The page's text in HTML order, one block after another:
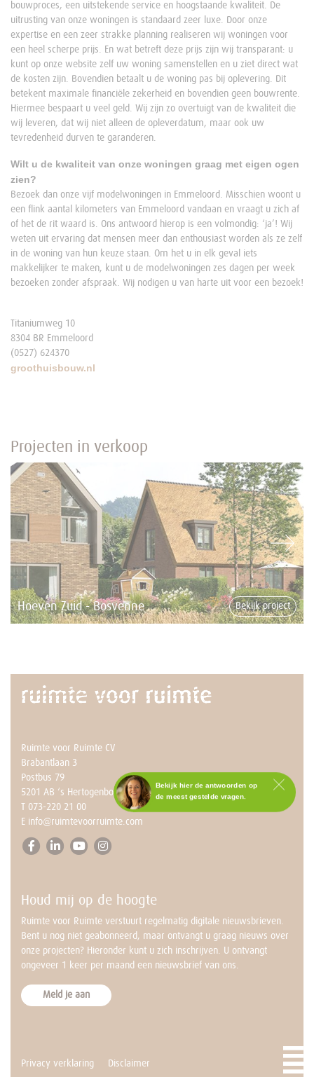
Bekijk hier de antwoorden op
de meest gestelde vragen.
ma t/m vr – 9.00 tot 17.00 uur
bouwproces, een uitstekende service en hoogstaande kwaliteit. De
uitrusting van onze woningen is standaard zeer luxe. Door onze
expertise en een zeer strakke planning realiseren wij woningen voor
een heel scherpe prijs. En wat betreft deze prijs zijn wij transparant: u
kunt op onze website zelf uw woning samenstellen en u ziet direct wat
de kosten zijn. Bovendien betaalt u de woning pas bij oplevering. Dit
betekent maximale financiële zekerheid en bovendien geen bouwrente.
Hiermee bespaart u veel geld. Wij zijn zo overtuigt van de kwaliteit die
wij leveren, dat wij niet alleen de opleverdatum, maar ook uw
tevredenheid durven te garanderen.
Wilt u de kwaliteit van onze woningen graag met eigen ogen
zien?
Bezoek dan onze vijf modelwoningen in Emmeloord. Misschien woont u
een flink aantal kilometers van Emmeloord vandaan en vraagt u zich af
of het de rit waard is. Ons antwoord hierop is een volmondig: ‘ja’! Wij
weten uit ervaring dat mensen meer dan enthousiast worden als ze zelf
in de woning van hun keuze staan. Om het u in elk geval iets
makkelijker te maken, kunt u de modelwoningen zes dagen per week
bezoeken zonder afspraak. Wij nodigen u van harte uit voor een bezoek!
Titaniumweg 10
8304 BR Emmeloord
(0527) 624370
groothuisbouw.nl
Projecten in verkoop
Bekijk project
Hoeven Zuid - Bosvenne
Ruimte voor Ruimte CV
Brabantlaan 3
Postbus 79
5201 AB ‘s Hertogenbosch
073-220 21 00
E info@ruimtevoorruimte.com
Houd mij op de hoogte
Ruimte voor Ruimte verstuurt regelmatig digitale nieuwsbrieven.
Bent u nog niet geabonneerd, maar ontvangt u graag nieuws over
onze projecten? Hieronder kunt u zich inschrijven. U ontvangt
ongeveer 1 keer per maand een nieuwsbrief van ons.
Meld je aan
Privacy verklaring Disclaimer